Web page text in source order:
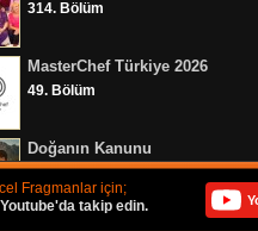
314. Bölüm
MasterChef Türkiye 2026
49. Bölüm
Doğanın Kanunu
9. Bölüm
Fragmanlar için;
takip edin.
Kod Adı Kırlangıç 24. Bölüm
Kod Adı Kırlangıç 22. Bölüm
Kod Adı Kırlangıç 21. Bölüm